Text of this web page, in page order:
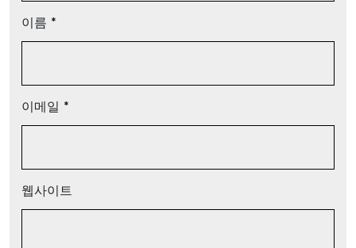
이름 *
이메일 *
웹사이트